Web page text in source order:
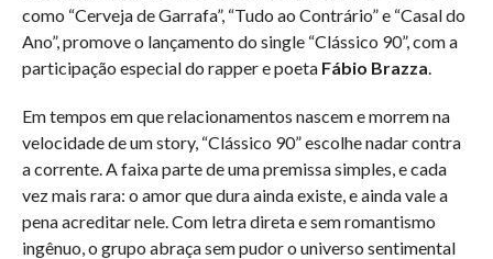
como “Cerveja de Garrafa”, “Tudo ao Contrário” e “Casal do
Ano”, promove o lançamento do single “Clássico 90”, com a
participação especial do rapper e poetaFábio Brazza.
Em tempos em que relacionamentos nascem e morrem na
velocidade de um story, “Clássico 90” escolhe nadar contra
a corrente. A faixa parte de uma premissa simples, e cada
vez mais rara: o amor que dura ainda existe, e ainda vale a
pena acreditar nele. Com letra direta e sem romantismo
ingênuo, o grupo abraça sem pudor o universo sentimental